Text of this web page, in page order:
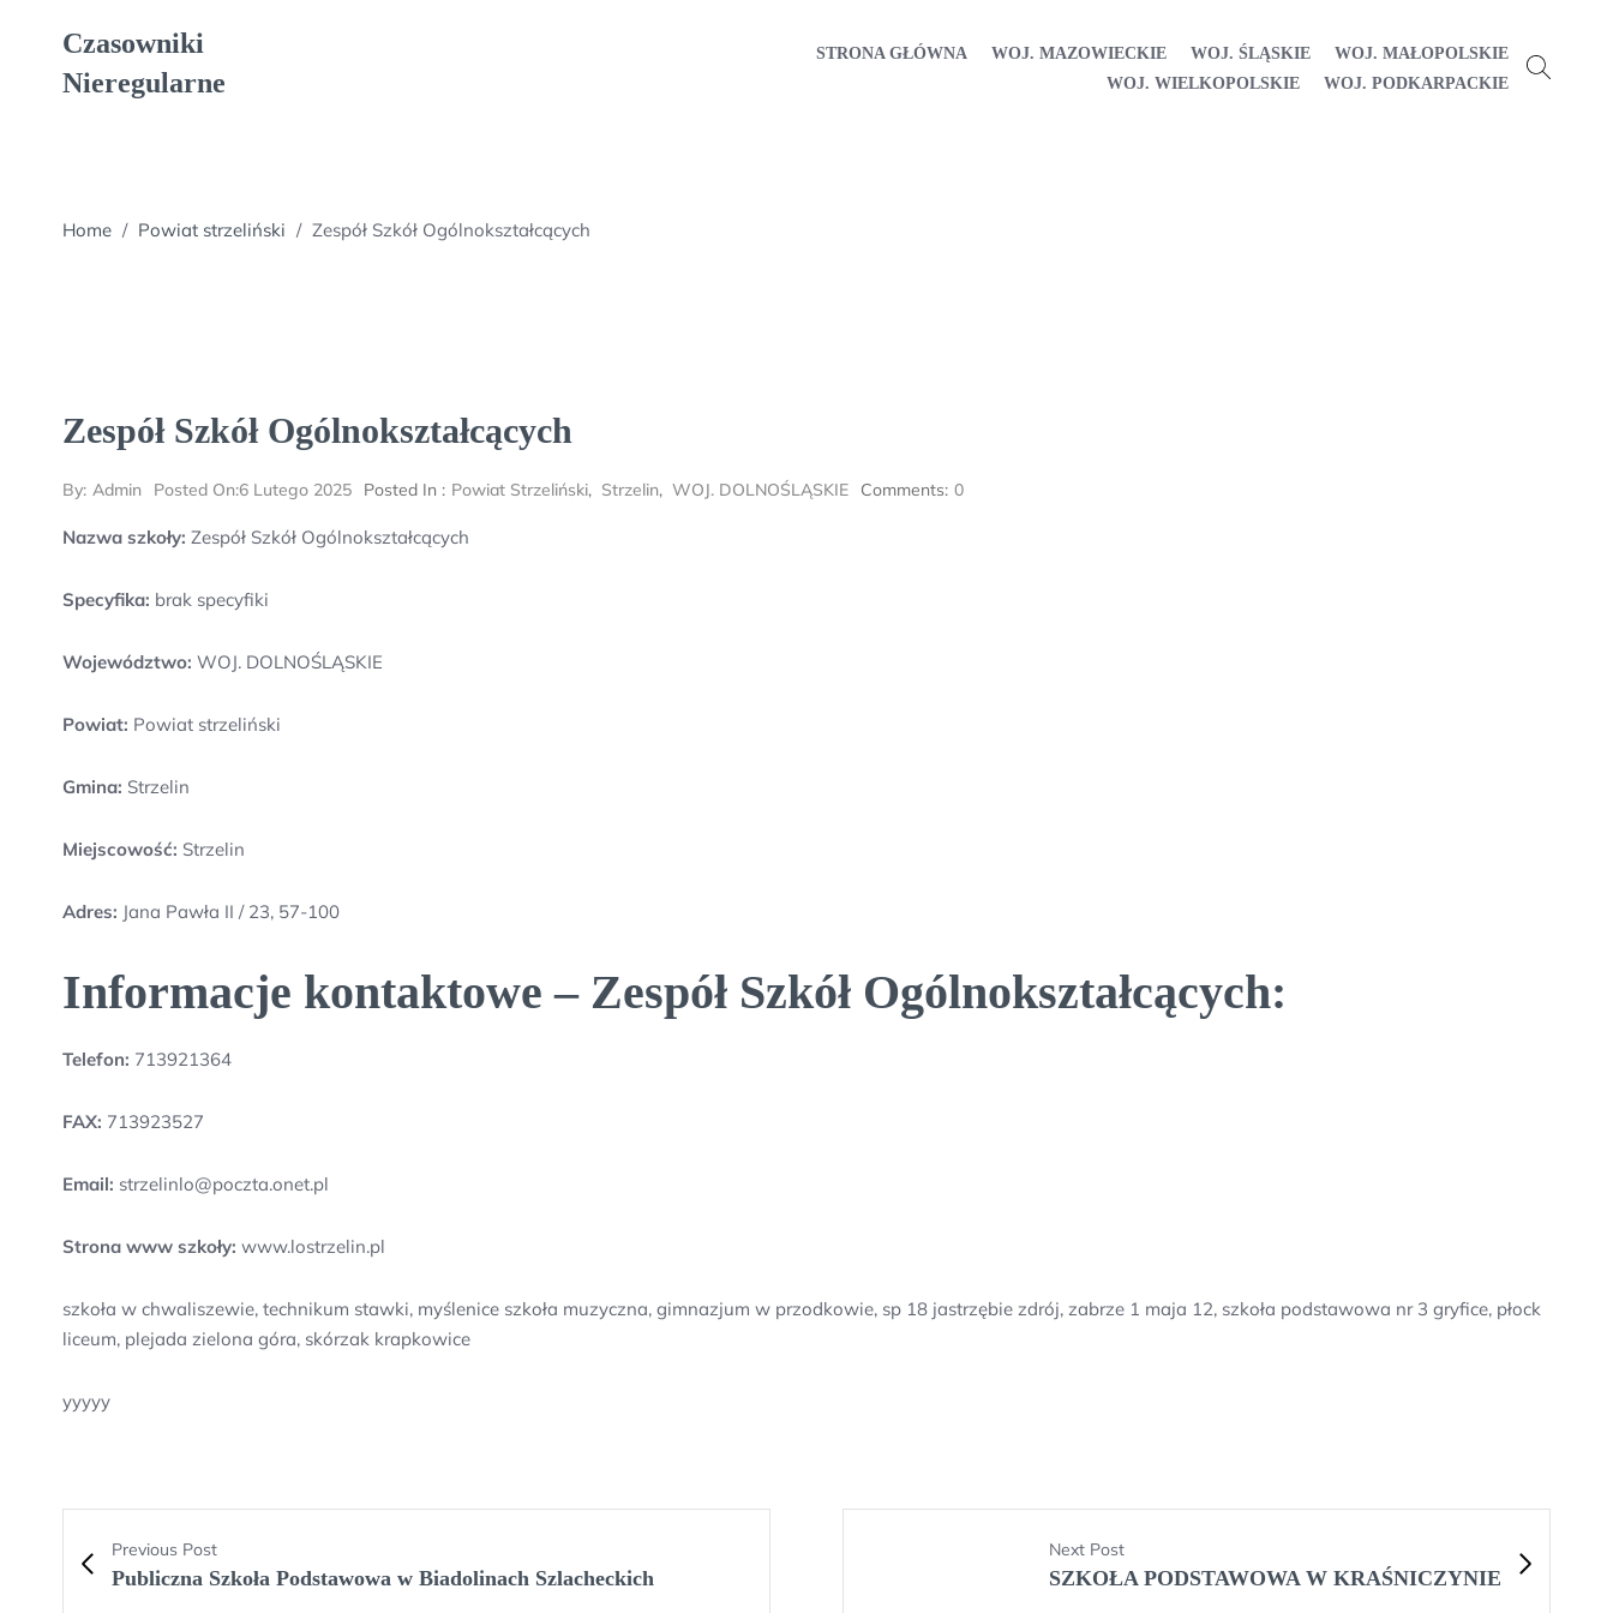
Czasowniki
Nieregularne
STRONA GŁÓWNA WOJ. MAZOWIECKIE WOJ. ŚLĄSKIE
WOJ. MAŁOPOLSKIE
WOJ. WIELKOPOLSKIE
WOJ. PODKARPACKIE
Home / Powiat strzeliński / Zespół Szkół Ogólnokształcących
Zespół Szkół Ogólnokształcących
By: Admin Posted On:6 Lutego 2025 Posted In : Powiat Strzeliński, Strzelin, WOJ. DOLNOŚLĄSKIE Comments: 0
Nazwa szkoły: Zespół Szkół Ogólnokształcących
Specyfika: brak specyfiki
Województwo: WOJ. DOLNOŚLĄSKIE
Powiat: Powiat strzeliński
Gmina: Strzelin
Miejscowość: Strzelin
Adres: Jana Pawła II / 23, 57-100
Informacje kontaktowe – Zespół Szkół Ogólnokształcących:
Telefon: 713921364
FAX: 713923527
Email: strzelinlo@poczta.onet.pl
Strona www szkoły: www.lostrzelin.pl
szkoła w chwaliszewie, technikum stawki, myślenice szkoła muzyczna, gimnazjum w przodkowie, sp 18 jastrzębie zdrój, zabrze 1 maja 12, szkoła podstawowa nr 3 gryfice, płock
liceum, plejada zielona góra, skórzak krapkowice
yyyyy
Previous Post
Publiczna Szkoła Podstawowa w Biadolinach Szlacheckich
Next Post
SZKOŁA PODSTAWOWA W KRAŚNICZYNIE